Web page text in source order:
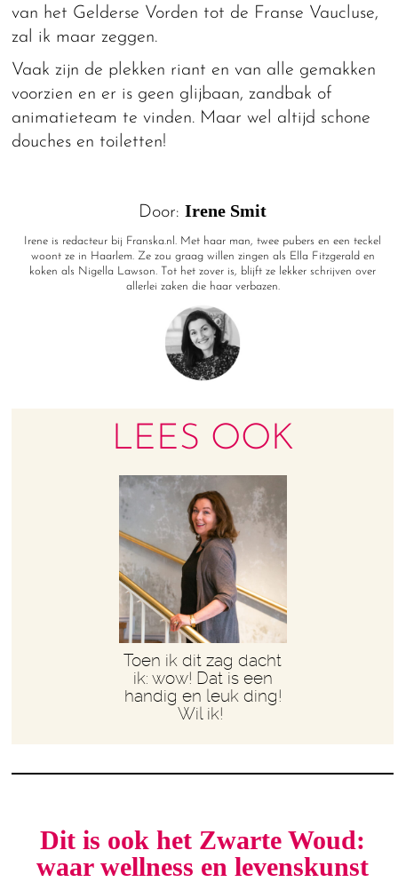
van het Gelderse Vorden tot de Franse Vaucluse,
zal ik maar zeggen.
Vaak zijn de plekken riant en van alle gemakken
voorzien en er is geen glijbaan, zandbak of
animatieteam te vinden. Maar wel altijd schone
douches en toiletten!
Door:Irene Smit
Irene is redacteur bij Franska.nl. Met haar man, twee pubers en een teckel
woont ze in Haarlem. Ze zou graag willen zingen als Ella Fitzgerald en
koken als Nigella Lawson. Tot het zover is, blijft ze lekker schrijven over
allerlei zaken die haar verbazen.
LEES OOK
Toen ik dit zag dacht
ik: wow! Dat is een
handig en leuk ding!
Wil ik!
Dit is ook het Zwarte Woud:
waar wellness en levenskunst